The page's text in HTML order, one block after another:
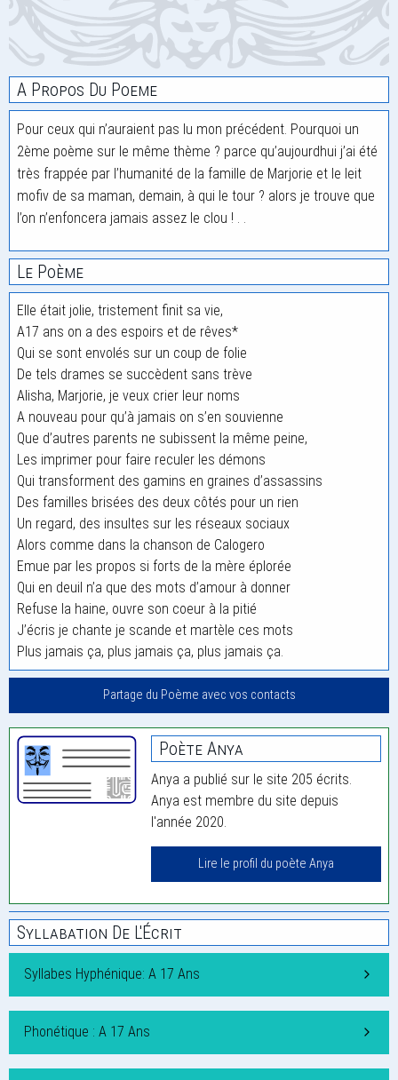
A Propos Du Poeme
Pour ceux qui n’auraient pas lu mon précédent. Pourquoi un
2ème poème sur le même thème ? parce qu’aujourdhui j’ai été
très frappée par l’humanité de la famille de Marjorie et le leit
mofiv de sa maman, demain, à qui le tour ? alors je trouve que
l’on n’enfoncera jamais assez le clou ! . .
Le Poème
Elle était jolie, tristement finit sa vie,
A17 ans on a des espoirs et de rêves*
Qui se sont envolés sur un coup de folie
De tels drames se succèdent sans trève
Alisha, Marjorie, je veux crier leur noms
A nouveau pour qu’à jamais on s’en souvienne
Que d’autres parents ne subissent la même peine,
Les imprimer pour faire reculer les démons
Qui transforment des gamins en graines d’assassins
Des familles brisées des deux côtés pour un rien
Un regard, des insultes sur les réseaux sociaux
Alors comme dans la chanson de Calogero
Emue par les propos si forts de la mère éplorée
Qui en deuil n’a que des mots d’amour à donner
Refuse la haine, ouvre son coeur à la pitié
J’écris je chante je scande et martèle ces mots
Plus jamais ça, plus jamais ça, plus jamais ça.
Partage du Poème avec vos contacts
Poète Anya
Anya a publié sur le site 205 écrits.
Anya est membre du site depuis
l'année 2020.
Lire le profil du poète Anya
Syllabation De L'Écrit
Syllabes Hyphénique: A 17 Ans
Phonétique : A 17 Ans